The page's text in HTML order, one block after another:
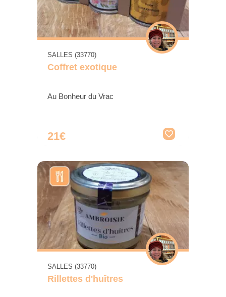
SALLES (33770)
Coffret exotique
Au Bonheur du Vrac
21€
SALLES (33770)
Rillettes d'huîtres